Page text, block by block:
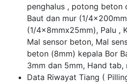
penghalus , potong beton
Baut dan mur (1/
(1/4x8mmx25mm), Palu ,
Mal sensor beton, Mal
beton (8mm) kepala Bor
3mm dan 5mm, Hand
Data Riwayat Tiang (